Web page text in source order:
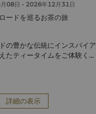
08日 - 2026年12月31日
ードを巡るお茶の旅
の豊かな伝統にインスパイア
たティータイムをご体験くだ
詳細の表示